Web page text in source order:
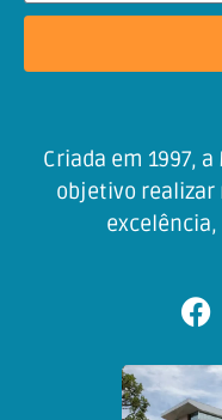
Criada em 1997,
objetivo realizar